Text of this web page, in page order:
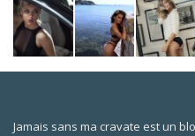
Jamais sans ma cravate est un